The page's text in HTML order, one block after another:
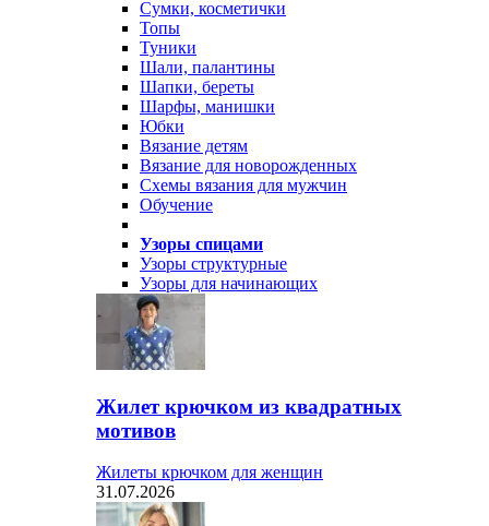
Сумки, косметички
Топы
Туники
Шали, палантины
Шапки, береты
Шарфы, манишки
Юбки
Вязание детям
Вязание для новорожденных
Схемы вязания для мужчин
Обучение
Узоры спицами
Узоры структурные
Узоры для начинающих
Жилет крючком из квадратных
мотивов
Жилеты крючком для женщин
31.07.2026